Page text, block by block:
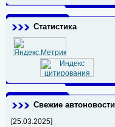
Статистика
Свежие автоновости
[25.03.2025]